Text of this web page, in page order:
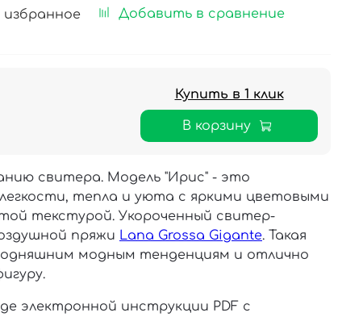
избранное
Добавить в сравнение
Купить в 1 клик
В корзину
свитера. Модель "Ирис" - это
тепла и уюта с яркими цветовыми
текстурой. Укороченный свитер-
пряжи Lana Grossa Gigante. Такая
модным тенденциям и отлично
электронной инструкции PDF с